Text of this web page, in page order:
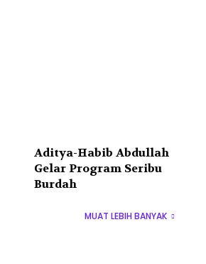
Aditya-Habib Abdullah
Gelar Program Seribu
Burdah
MUAT LEBIH BANYAK